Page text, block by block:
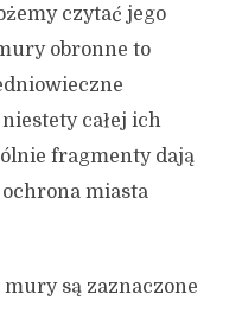
czytać jego
obronne to
całej ich
fragmenty dają
miasta
są zaznaczone